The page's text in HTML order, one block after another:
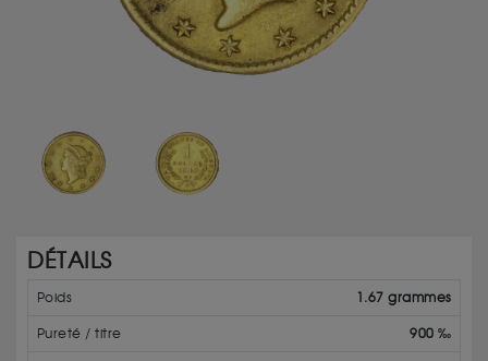
DÉTAILS
Poids 1.67 grammes
Pureté / titre 900 ‰